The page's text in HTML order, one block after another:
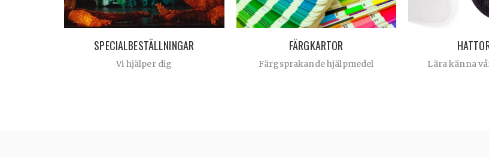
SPECIALBESTÄLLNINGAR
Vi hjälper dig
FÄRGKARTOR
Färgsprakande hjälpmedel Lära känna